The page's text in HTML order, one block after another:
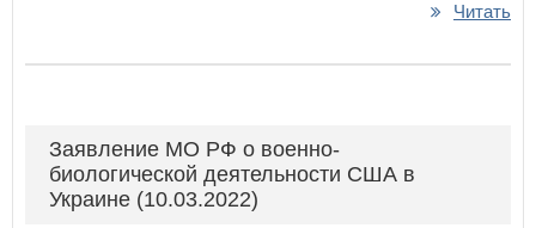
Читать
Заявление МО РФ о военно-
биологической деятельности США в
Украине (10.03.2022)